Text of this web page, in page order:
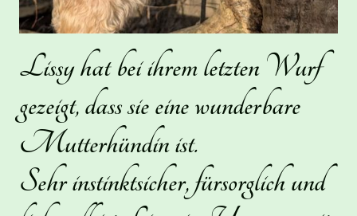
Lissy hat bei ihrem letzten Wurf
gezeigt, dass sie eine wunderbare
Mutterhündin ist.
Sehr instinktsicher, fürsorglich und